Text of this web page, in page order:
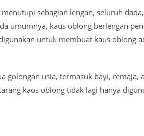
menutupi sebagian lengan, seluruh
umumnya, kaus oblong berlengan
untuk membuat kaus oblong
golongan usia, termasuk bayi, remaja,
kaos oblong tidak lagi hanya